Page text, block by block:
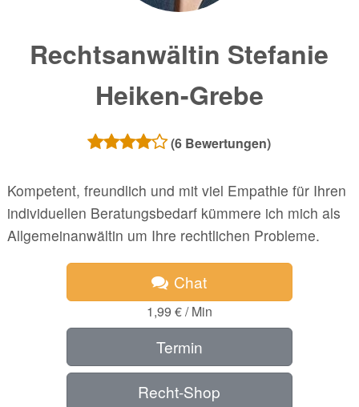
Rechtsanwältin Stefanie
Heiken-Grebe
(6 Bewertungen)
Kompetent, freundlich und mit viel Empathie für Ihren
individuellen Beratungsbedarf kümmere ich mich als
Allgemeinanwältin um Ihre rechtlichen Probleme.
Chat
1,99 € / Min
Termin
Recht-Shop